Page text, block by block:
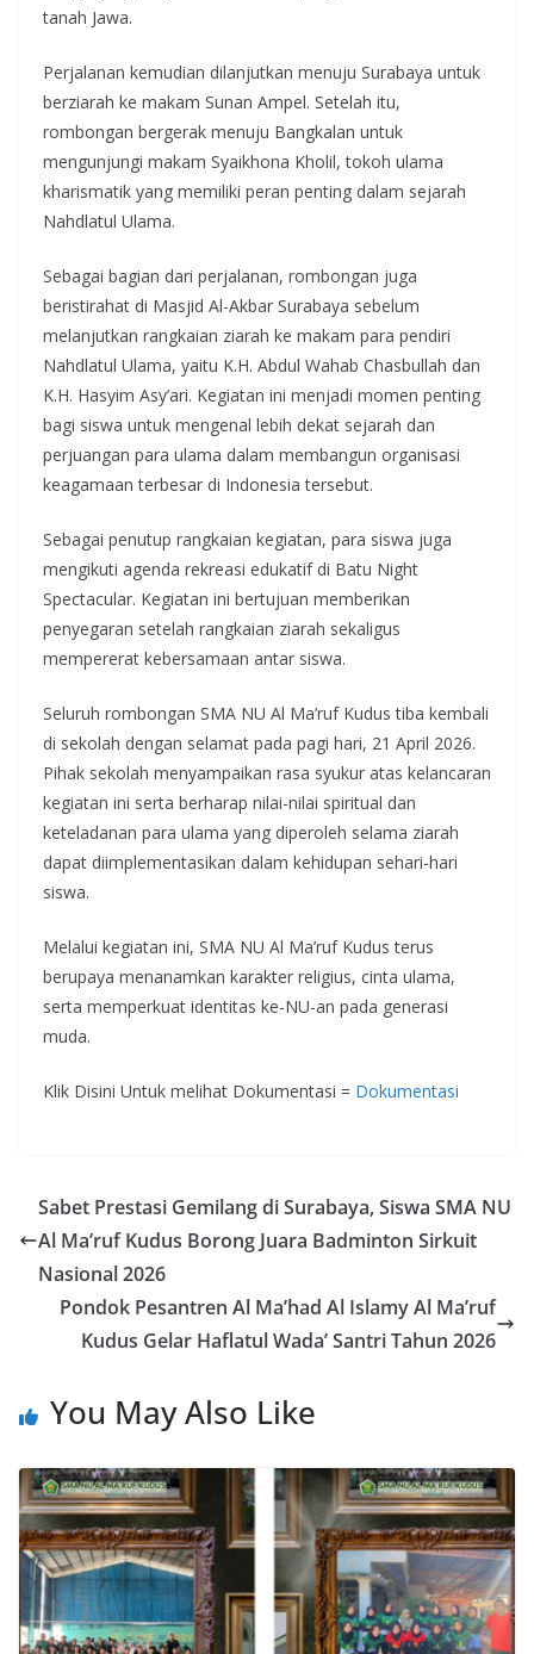
tanah Jawa.
Perjalanan kemudian dilanjutkan menuju Surabaya untuk
berziarah ke makam Sunan Ampel. Setelah itu,
rombongan bergerak menuju Bangkalan untuk
mengunjungi makam Syaikhona Kholil, tokoh ulama
kharismatik yang memiliki peran penting dalam sejarah
Nahdlatul Ulama.
Sebagai bagian dari perjalanan, rombongan juga
beristirahat di Masjid Al-Akbar Surabaya sebelum
melanjutkan rangkaian ziarah ke makam para pendiri
Nahdlatul Ulama, yaitu K.H. Abdul Wahab Chasbullah dan
K.H. Hasyim Asy’ari. Kegiatan ini menjadi momen penting
bagi siswa untuk mengenal lebih dekat sejarah dan
perjuangan para ulama dalam membangun organisasi
keagamaan terbesar di Indonesia tersebut.
Sebagai penutup rangkaian kegiatan, para siswa juga
mengikuti agenda rekreasi edukatif di Batu Night
Spectacular. Kegiatan ini bertujuan memberikan
penyegaran setelah rangkaian ziarah sekaligus
mempererat kebersamaan antar siswa.
Seluruh rombongan SMA NU Al Ma’ruf Kudus tiba kembali
di sekolah dengan selamat pada pagi hari, 21 April 2026.
Pihak sekolah menyampaikan rasa syukur atas kelancaran
kegiatan ini serta berharap nilai-nilai spiritual dan
keteladanan para ulama yang diperoleh selama ziarah
dapat diimplementasikan dalam kehidupan sehari-hari
siswa.
Melalui kegiatan ini, SMA NU Al Ma’ruf Kudus terus
berupaya menanamkan karakter religius, cinta ulama,
serta memperkuat identitas ke-NU-an pada generasi
muda.
Klik Disini Untuk melihat Dokumentasi = Dokumentasi
Sabet Prestasi Gemilang di Surabaya, Siswa SMA NU
Al Ma’ruf Kudus Borong Juara Badminton Sirkuit
Nasional 2026
Pondok Pesantren Al Ma’had Al Islamy Al Ma’ruf
Kudus Gelar Haflatul Wada’ Santri Tahun 2026
You May Also Like